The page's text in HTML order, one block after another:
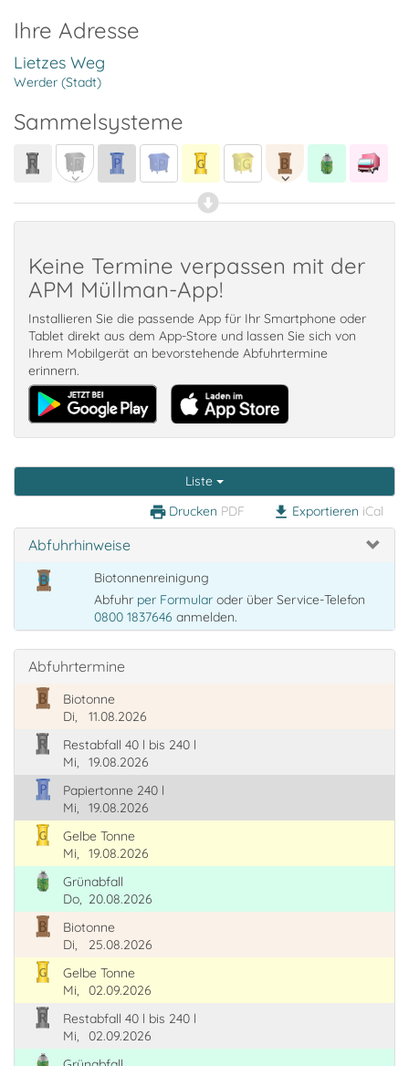
Ihre Adresse
Lietzes Weg
Werder (Stadt)
Sammelsysteme
Keine Termine verpassen mit der
APM Müllman-App!
Installieren Sie die passende App für Ihr Smartphone oder
Tablet direkt aus dem App-Store und lassen Sie sich von
Ihrem Mobilgerät an bevorstehende Abfuhrtermine
erinnern.
Liste
print Drucken PDF download Exportieren iCal
Abfuhrhinweise
Biotonnenreinigung
Abfuhr per Formular oder über Service-Telefon
0800 1837646 anmelden.
Abfuhrtermine
Biotonne
Di,
11.08.2026
Restabfall 40 l bis 240 l
Mi,
19.08.2026
Papiertonne 240 l
Mi,
19.08.2026
Gelbe Tonne
Mi,
19.08.2026
Grünabfall
Do, 20.08.2026
Biotonne
Di,
25.08.2026
Gelbe Tonne
Mi,
02.09.2026
Restabfall 40 l bis 240 l
Mi,
02.09.2026